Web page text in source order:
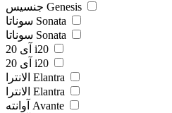
جنسیس Genesis
سوناتا Sonata
سوناتا Sonata
آی 20 i20
آی 20 i20
الانترا Elantra
الانترا Elantra
آوانته Avante